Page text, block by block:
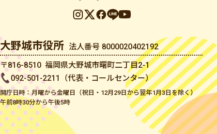
大野城市役所 法人番号 8000020402192
〒816-8510 福岡県大野城市曙町二丁目2-1
092-501-2211（代表・コールセンター）
開庁日時：月曜から金曜日（祝日・12月29日から翌年1月3日を除く）
午前8時30分から午後5時